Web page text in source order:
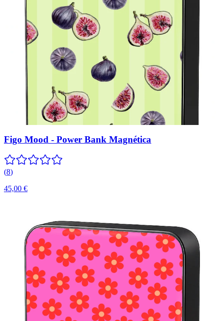
Figo Mood - Power Bank Magnética
(8)
45,00 €